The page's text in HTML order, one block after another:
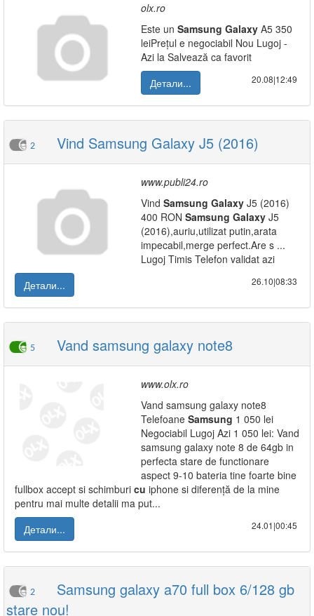
olx.ro
Este un Samsung Galaxy A5 350
leiPrețul e negociabil Nou Lugoj -
Azi la Salvează ca favorit
Детали...
20.08|12:49
2 Vind Samsung Galaxy J5 (2016)
www.publi24.ro
Vind Samsung Galaxy J5 (2016)
400 RON Samsung Galaxy J5
(2016),auriu,utilizat putin,arata
impecabil,merge perfect.Are s ...
Lugoj Timis Telefon validat azi
Детали...
26.10|08:33
5 Vand samsung galaxy note8
www.olx.ro
Vand samsung galaxy note8
Telefoane Samsung 1 050 lei
Negociabil Lugoj Azi 1 050 lei: Vand
samsung galaxy note 8 de 64gb in
perfecta stare de functionare
aspect 9-10 bateria tine foarte bine
fullbox accept si schimburi cu iphone si diferență de la mine
pentru mai multe detalii ma put...
Детали...
24.01|00:45
2
Samsung galaxy a70 full box 6/128 gb
stare nou!